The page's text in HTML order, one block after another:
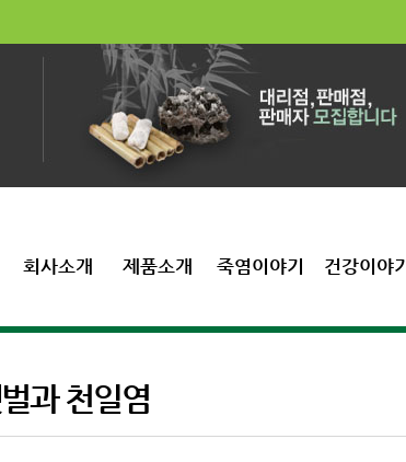
회사소개 제품소개 죽염이야기 건강이야기
과 천일염